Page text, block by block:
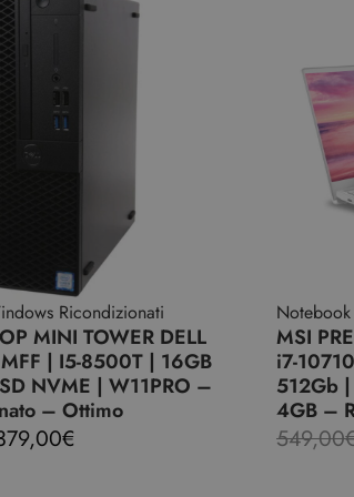
Ricondizionati
MINI TOWER DELL
| I5-8500T | 16GB
NVME | W11PRO –
– Ottimo
€
MSI
i7-
512Gb
4GB –
549,00